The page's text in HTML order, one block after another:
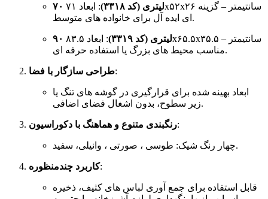
۷۰ لیتری (کد ۳۳۱۸)
: ابعاد ۷۱x۵۲x۲۶ سانتیمتر – گزینه
ای ایده آل برای خانواده های متوسط.
۹۰ لیتری (کد ۳۳۱۹)
: ابعاد ۸۳.۵x۶۵.۵x۳۵.۵ سانتیمتر –
مناسب محیط های بزرگ یا استفاده حرفه ای.
طراحی سازگار با فضا:
ابعاد بهینه شده برای قرارگیری در گوشه های تنگ یا
زیر سطوح، بدون اشغال فضای اضافی.
رنگبندی متنوع و هماهنگ با دکوراسیون:
چهار رنگ شیک: طوسی ، صورتی ، وانیلی، سفید.
کاربرد چندمنظوره:
قابل استفاده برای جمع آوری لباس های کثیف، ذخیره